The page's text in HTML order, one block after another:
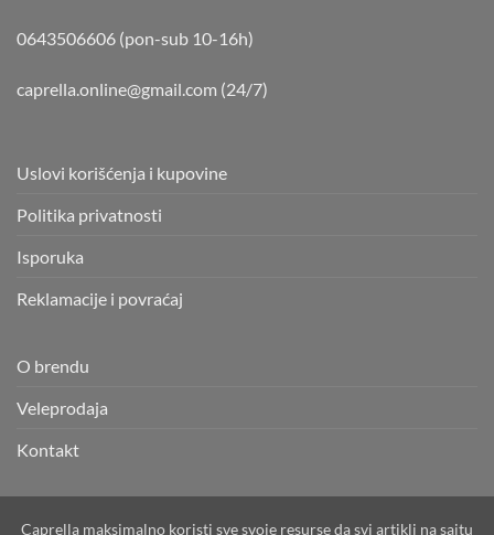
0643506606 (pon-sub 10-16h)
caprella.online@gmail.com (24/7)
Uslovi korišćenja i kupovine
Politika privatnosti
Isporuka
Reklamacije i povraćaj
O brendu
Veleprodaja
Kontakt
Caprella maksimalno koristi sve svoje resurse da svi artikli na sajtu